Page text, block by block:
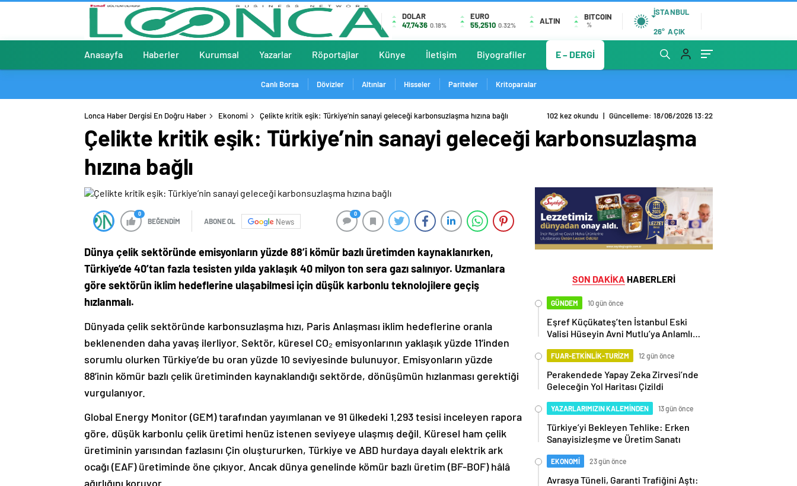
DOLAR
47,7436 0.18%
EURO
55,2510 0.32% ALTIN BITCOIN
%
İSTANBUL
26° AÇIK
Anasayfa Haberler Kurumsal Yazarlar Röportajlar Künye İletişim Biyografiler E – DERGİ
Canlı Borsa Dövizler Altınlar Hisseler Pariteler Kritoparalar
Lonca Haber Dergisi En Doğru Haber Ekonomi Çelikte kritik eşik: Türkiye’nin sanayi geleceği karbonsuzlaşma hızına bağlı 102 kez okundu | Güncelleme: 18/06/2026 13:22
Çelikte kritik eşik: Türkiye’nin sanayi geleceği karbonsuzlaşma
hızına bağlı
0
BEĞENDİM ABONE OL News
0
Dünya çelik sektöründe emisyonların yüzde 88’i kömür bazlı üretimden kaynaklanırken,
Türkiye’de 40’tan fazla tesisten yılda yaklaşık 40 milyon ton sera gazı salınıyor. Uzmanlara
göre sektörün iklim hedeflerine ulaşabilmesi için düşük karbonlu teknolojilere geçiş
hızlanmalı.
Dünyada çelik sektöründe karbonsuzlaşma hızı, Paris Anlaşması iklim hedeflerine oranla
beklenenden daha yavaş ilerliyor. Sektör, küresel CO₂ emisyonlarının yaklaşık yüzde 11’inden
sorumlu olurken Türkiye’de bu oran yüzde 10 seviyesinde bulunuyor. Emisyonların yüzde
88’inin kömür bazlı çelik üretiminden kaynaklandığı sektörde, dönüşümün hızlanması gerektiği
vurgulanıyor.
Global Energy Monitor (GEM) tarafından yayımlanan ve 91 ülkedeki 1.293 tesisi inceleyen rapora
göre, düşük karbonlu çelik üretimi henüz istenen seviyeye ulaşmış değil. Küresel ham çelik
üretiminin yarısından fazlasını Çin oluştururken, Türkiye ve ABD hurdaya dayalı elektrik ark
ocağı (EAF) üretiminde öne çıkıyor. Ancak dünya genelinde kömür bazlı üretim (BF-BOF) hâlâ
ağırlığını koruyor.
SON DAKİKA HABERLERİ
GÜNDEM 10 gün önce
Eşref Küçükateş’ten İstanbul Eski
Valisi Hüseyin Avni Mutlu’ya Anlamlı
FUAR-ETKİNLİK-TURİZM 12 gün önce
Perakendede Yapay Zeka Zirvesi’nde
Geleceğin Yol Haritası Çizildi
YAZARLARIMIZIN KALEMİNDEN 13 gün önce
Türkiye’yi Bekleyen Tehlike: Erken
Sanayisizleşme ve Üretim Sanatı
EKONOMİ 23 gün önce
Avrasya Tüneli, Garanti Trafiğini Aştı: